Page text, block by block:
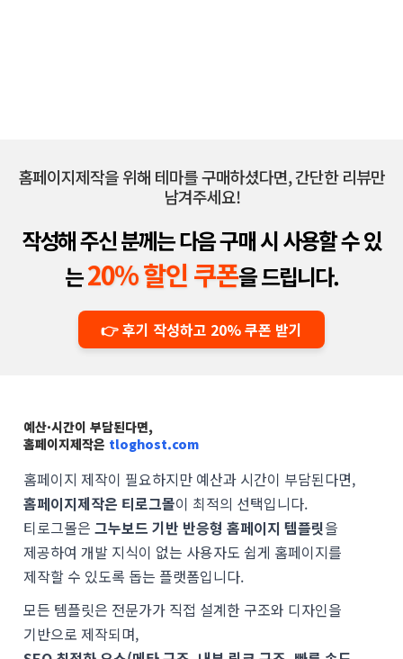
홈페이지제작을 위해 테마를 구매하셨다면, 간단한 리뷰만
남겨주세요!
작성해 주신 분께는 다음 구매 시 사용할 수 있
는20% 할인 쿠폰을 드립니다.
👉 후기 작성하고 20% 쿠폰 받기
예산·시간이 부담된다면,
홈페이지제작은 tloghost.com
홈페이지 제작이 필요하지만 예산과 시간이 부담된다면,
홈페이지제작은 티로그몰이 최적의 선택입니다.
티로그몰은 그누보드 기반 반응형 홈페이지 템플릿을
제공하여 개발 지식이 없는 사용자도 쉽게 홈페이지를
제작할 수 있도록 돕는 플랫폼입니다.
모든 템플릿은 전문가가 직접 설계한 구조와 디자인을
기반으로 제작되며,